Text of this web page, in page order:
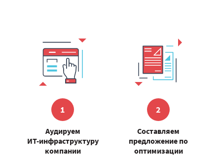
2
Составляем
предложение по
оптимизации
1
Аудируем
ИТ-инфраструктуру
компании